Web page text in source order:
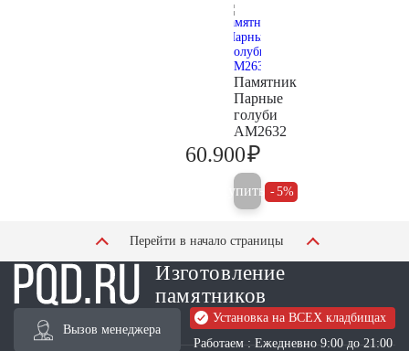
Памятник
Парные
голуби
AM2632
60.900₽
Купить 5%
Перейти в начало страницы
Изготовление
памятников
Вызов менеджера
Установка на ВСЕХ кладбищах
Работаем : Ежедневно 9:00 до 21:00